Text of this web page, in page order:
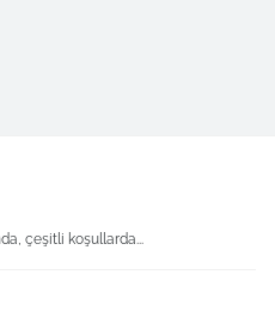
çeşitli koşullarda...